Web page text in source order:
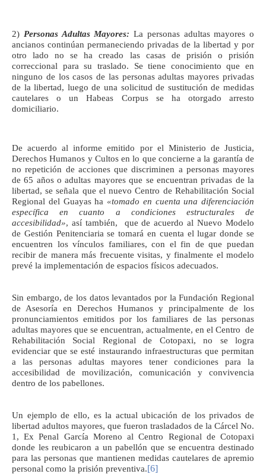
2) Personas Adultas Mayores: La personas adultas mayores o
ancianos continúan permaneciendo privadas de la libertad y por
otro lado no se ha creado las casas de prisión o prisión
correccional para su traslado. Se tiene conocimiento que en
ninguno de los casos de las personas adultas mayores privadas
de la libertad, luego de una solicitud de sustitución de medidas
cautelares o un Habeas Corpus se ha otorgado arresto
domiciliario.
De acuerdo al informe emitido por el Ministerio de Justicia,
Derechos Humanos y Cultos en lo que concierne a la garantía de
no repetición de acciones que discriminen a personas mayores
de 65 años o adultas mayores que se encuentran privadas de la
libertad, se señala que el nuevo Centro de Rehabilitación Social
Regional del Guayas ha «tomado en cuenta una diferenciación
específica en cuanto a condiciones estructurales de
accesibilidad», así también, que de acuerdo al Nuevo Modelo
de Gestión Penitenciaria se tomará en cuenta el lugar donde se
encuentren los vínculos familiares, con el fin de que puedan
recibir de manera más frecuente visitas, y finalmente el modelo
prevé la implementación de espacios físicos adecuados.
Sin embargo, de los datos levantados por la Fundación Regional
de Asesoría en Derechos Humanos y principalmente de los
pronunciamientos emitidos por los familiares de las personas
adultas mayores que se encuentran, actualmente, en el Centro de
Rehabilitación Social Regional de Cotopaxi, no se logra
evidenciar que se esté instaurando infraestructuras que permitan
a las personas adultas mayores tener condiciones para la
accesibilidad de movilización, comunicación y convivencia
dentro de los pabellones.
Un ejemplo de ello, es la actual ubicación de los privados de
libertad adultos mayores, que fueron trasladados de la Cárcel No.
1, Ex Penal García Moreno al Centro Regional de Cotopaxi
donde les reubicaron a un pabellón que se encuentra destinado
para las personas que mantienen medidas cautelares de apremio
personal como la prisión preventiva.[6]